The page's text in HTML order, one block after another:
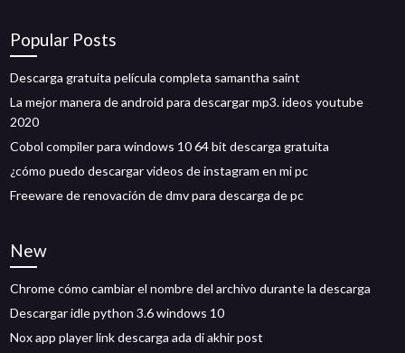
Popular Posts
Descarga gratuita película completa samantha saint
La mejor manera de android para descargar mp3. ideos youtube
2020
Cobol compiler para windows 10 64 bit descarga gratuita
¿cómo puedo descargar videos de instagram en mi pc
Freeware de renovación de dmv para descarga de pc
New
Chrome cómo cambiar el nombre del archivo durante la descarga
Descargar idle python 3.6 windows 10
Nox app player link descarga ada di akhir post